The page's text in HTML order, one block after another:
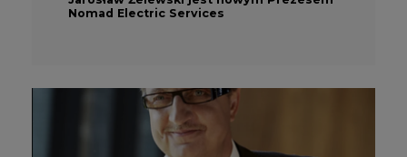
Nomad Electric Services